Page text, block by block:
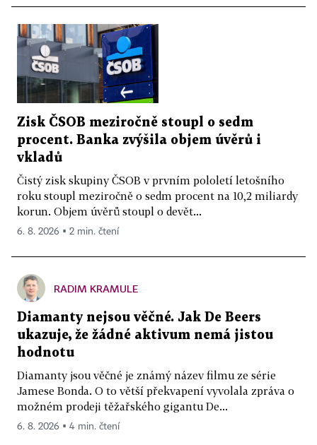
Zisk ČSOB meziročně stoupl o sedm
procent. Banka zvýšila objem úvěrů i
vkladů
Čistý zisk skupiny ČSOB v prvním pololetí letošního
roku stoupl meziročně o sedm procent na 10,2 miliardy
korun. Objem úvěrů stoupl o devět...
6. 8. 2026 ▪ 2 min. čtení
RADIM KRAMULE
Diamanty nejsou věčné. Jak De Beers
ukazuje, že žádné aktivum nemá jistou
hodnotu
Diamanty jsou věčné je známý název filmu ze série
Jamese Bonda. O to větší překvapení vyvolala zpráva o
možném prodeji těžařského gigantu De...
6. 8. 2026 ▪ 4 min. čtení